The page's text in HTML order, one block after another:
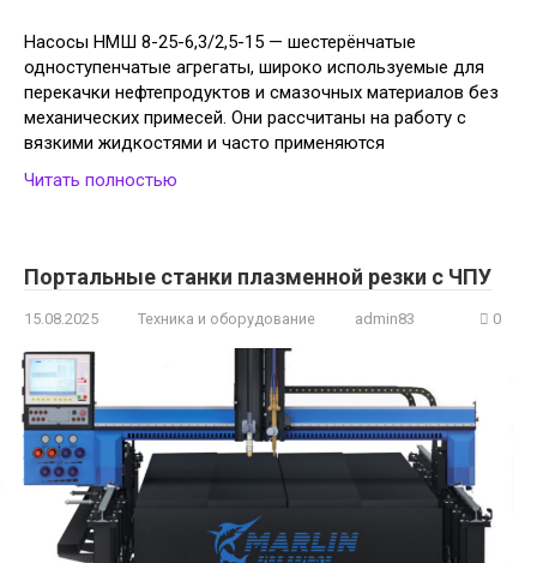
Насосы НМШ 8-25-6,3/2,5-15 — шестерёнчатые
одноступенчатые агрегаты, широко используемые для
перекачки нефтепродуктов и смазочных материалов без
механических примесей. Они рассчитаны на работу с
вязкими жидкостями и часто применяются
Читать полностью
Портальные станки плазменной резки с ЧПУ
15.08.2025 Техника и оборудование admin83 0